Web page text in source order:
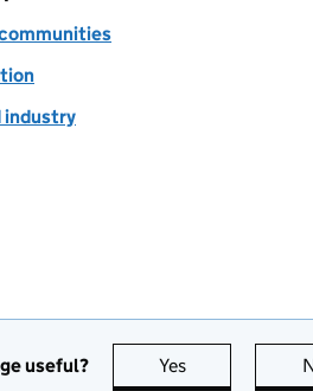
industry
useful? Yes this page is